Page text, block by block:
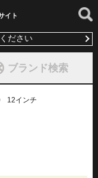
イト
ださい
ブランド検索
12インチ